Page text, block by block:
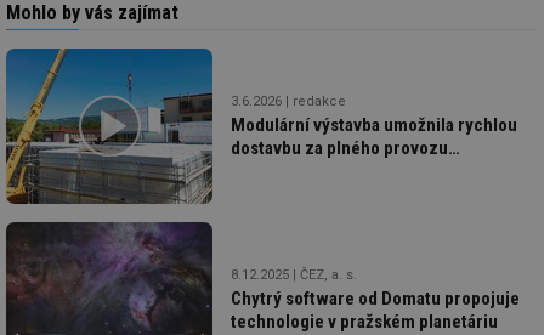
Mohlo by vás zajímat
3.6.2026 redakce
Modulární výstavba umožnila rychlou
dostavbu za plného provozu
8.12.2025 ČEZ, a. s.
Chytrý software od Domatu propojuje
technologie v pražském planetáriu